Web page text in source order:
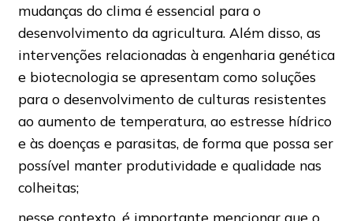
mudanças do clima é essencial para o
desenvolvimento da agricultura. Além disso, as
intervenções relacionadas à engenharia genética
e biotecnologia se apresentam como soluções
para o desenvolvimento de culturas resistentes
ao aumento de temperatura, ao estresse hídrico
e às doenças e parasitas, de forma que possa ser
possível manter produtividade e qualidade nas
colheitas;
nesse contexto, é importante mencionar que o